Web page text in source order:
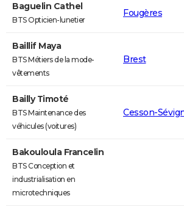
Baguelin Cathel
BTS Opticien-lunetier
Fougères
Baillif Maya
BTS Métiers de la mode-
vêtements
Brest
Bailly Timoté
BTS Maintenance des
véhicules (voitures)
Cesson-
Bakouloula Francelin
BTS Conception et
industrialisation en
microtechniques